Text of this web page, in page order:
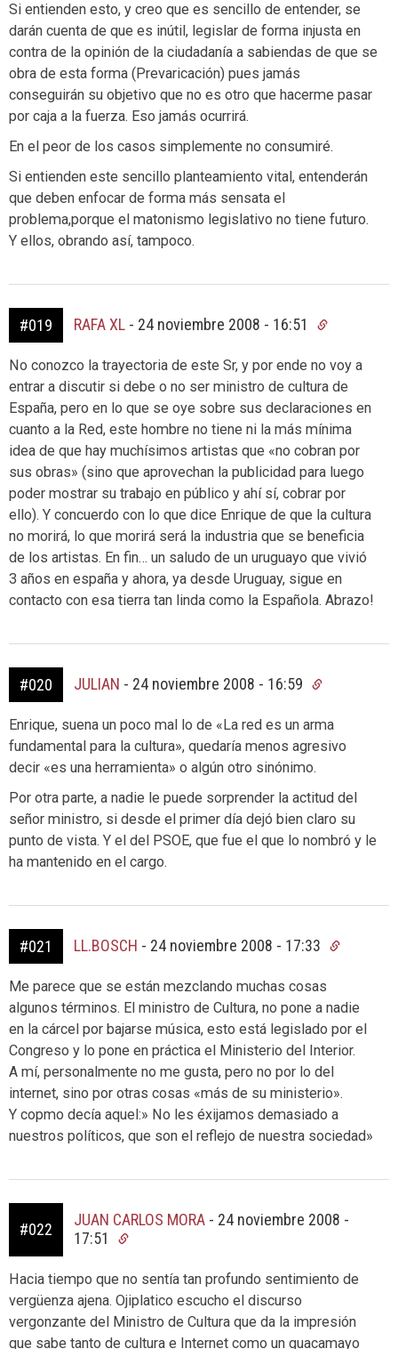
Si entienden esto, y creo que es sencillo de entender, se
darán cuenta de que es inútil, legislar de forma injusta en
contra de la opinión de la ciudadanía a sabiendas de que se
obra de esta forma (Prevaricación) pues jamás
conseguirán su objetivo que no es otro que hacerme pasar
por caja a la fuerza. Eso jamás ocurrirá.
En el peor de los casos simplemente no consumiré.
Si entienden este sencillo planteamiento vital, entenderán
que deben enfocar de forma más sensata el
problema,porque el matonismo legislativo no tiene futuro.
Y ellos, obrando así, tampoco.
#019 RAFA XL - 24 noviembre 2008 - 16:51
No conozco la trayectoria de este Sr, y por ende no voy a
entrar a discutir si debe o no ser ministro de cultura de
España, pero en lo que se oye sobre sus declaraciones en
cuanto a la Red, este hombre no tiene ni la más mínima
idea de que hay muchísimos artistas que «no cobran por
sus obras» (sino que aprovechan la publicidad para luego
poder mostrar su trabajo en público y ahí sí, cobrar por
ello). Y concuerdo con lo que dice Enrique de que la cultura
no morirá, lo que morirá será la industria que se beneficia
de los artistas. En fin… un saludo de un uruguayo que vivió
3 años en españa y ahora, ya desde Uruguay, sigue en
contacto con esa tierra tan linda como la Española. Abrazo!
#020 JULIAN - 24 noviembre 2008 - 16:59
Enrique, suena un poco mal lo de «La red es un arma
fundamental para la cultura», quedaría menos agresivo
decir «es una herramienta» o algún otro sinónimo.
Por otra parte, a nadie le puede sorprender la actitud del
señor ministro, si desde el primer día dejó bien claro su
punto de vista. Y el del PSOE, que fue el que lo nombró y le
ha mantenido en el cargo.
#021 LL.BOSCH - 24 noviembre 2008 - 17:33
Me parece que se están mezclando muchas cosas
algunos términos. El ministro de Cultura, no pone a nadie
en la cárcel por bajarse música, esto está legislado por el
Congreso y lo pone en práctica el Ministerio del Interior.
A mí, personalmente no me gusta, pero no por lo del
internet, sino por otras cosas «más de su ministerio».
Y copmo decía aquel:» No les éxijamos demasiado a
nuestros políticos, que son el reflejo de nuestra sociedad»
#022
JUAN CARLOS MORA - 24 noviembre 2008 -
17:51
Hacia tiempo que no sentía tan profundo sentimiento de
vergüenza ajena. Ojiplatico escucho el discurso
vergonzante del Ministro de Cultura que da la impresión
que sabe tanto de cultura e Internet como un guacamayo